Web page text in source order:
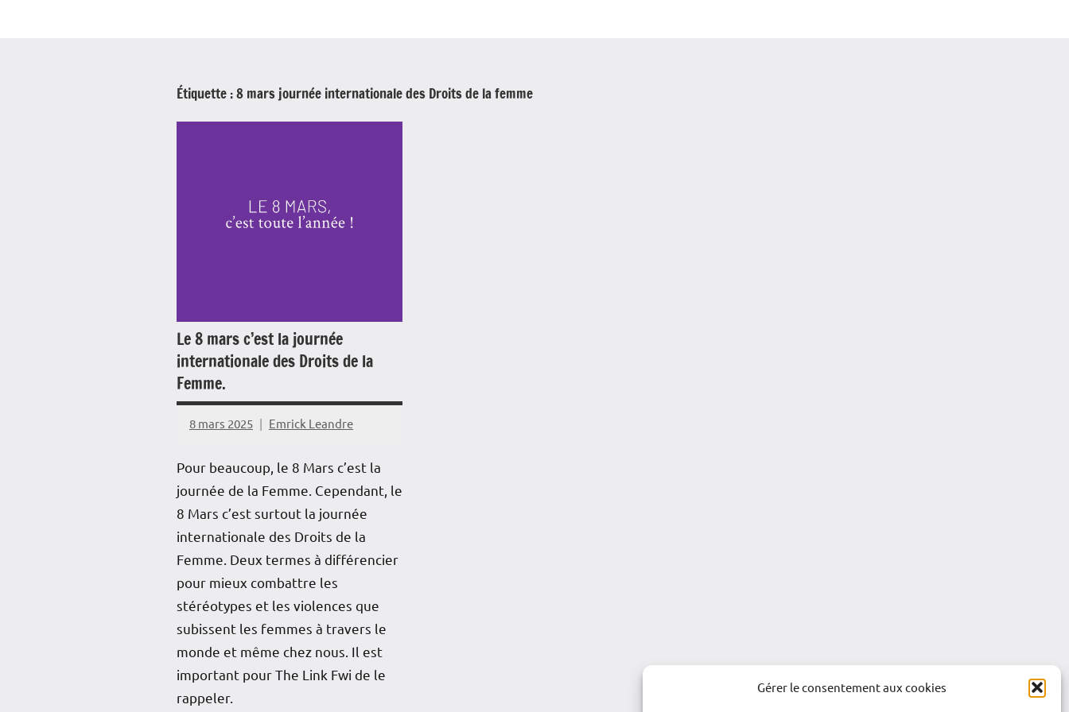
Gérer le consentement aux cookies
Étiquette :8 mars journée internationale des Droits de la femme
Le 8 mars c’est la journée
internationale des Droits de la
Femme.
8 mars 2025 Emrick Leandre
Pour beaucoup, le 8 Mars c’est la
journée de la Femme. Cependant, le
8 Mars c’est surtout la journée
internationale des Droits de la
Femme. Deux termes à différencier
pour mieux combattre les
stéréotypes et les violences que
subissent les femmes à travers le
monde et même chez nous. Il est
important pour The Link Fwi de le
rappeler.